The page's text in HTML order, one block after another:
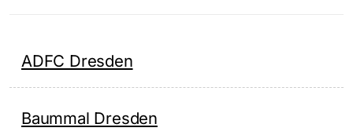
ADFC Dresden
Baummal Dresden